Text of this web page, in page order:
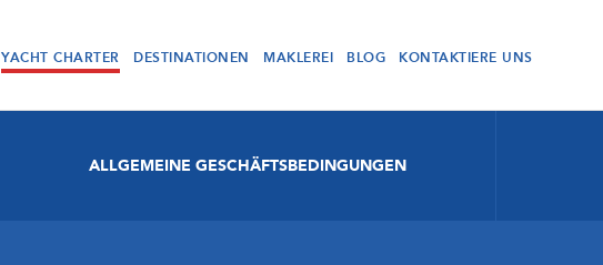
YACHT CHARTER DESTINATIONEN MAKLEREI BLOG KONTAKTIERE UNS
ALLGEMEINE GESCHÄFTSBEDINGUNGEN